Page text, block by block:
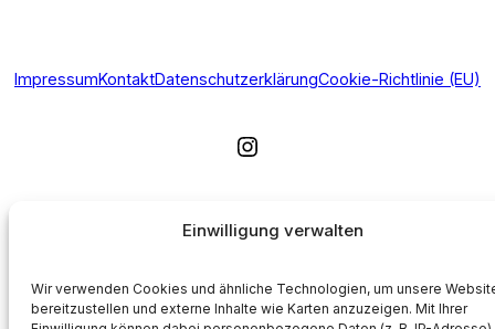
Einwilligung verwalten
Wir verwenden Cookies und ähnliche Technologien, um unsere
bereitzustellen und externe Inhalte wie Karten anzuzeigen. Mit Ihrer
ImpressumKontaktDatenschutzerklärungCookie-Richtlinie (EU)
Instagram